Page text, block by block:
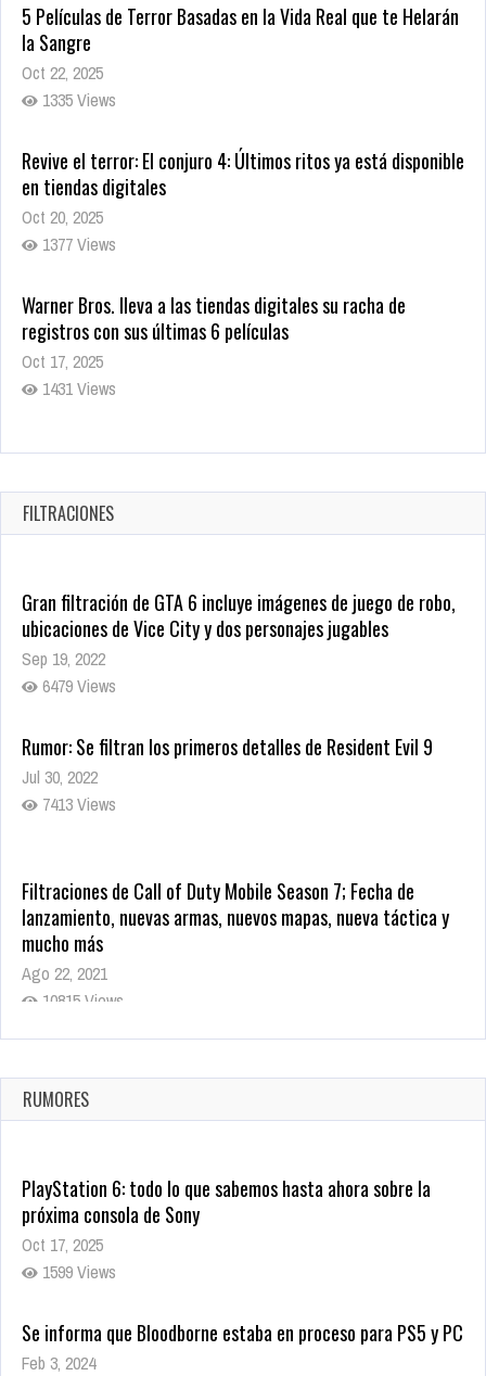
5 Películas de Terror Basadas en la Vida Real que te Helarán
la Sangre
Oct 22, 2025
1335 Views
Revive el terror: El conjuro 4: Últimos ritos ya está disponible
en tiendas digitales
Oct 20, 2025
1377 Views
Warner Bros. lleva a las tiendas digitales su racha de
registros con sus últimas 6 películas
Oct 17, 2025
1431 Views
CRUNCHYROLL ANUNCIA FECHA DE ESTRENO EN CINES DE
Oct 7, 2025
1755 Views
FILTRACIONES
Gran filtración de GTA 6 incluye imágenes de juego de robo,
ubicaciones de Vice City y dos personajes jugables
Sep 19, 2022
6479 Views
Rumor: Se filtran los primeros detalles de Resident Evil 9
Jul 30, 2022
7413 Views
Filtraciones de Call of Duty Mobile Season 7; Fecha de
lanzamiento, nuevas armas, nuevos mapas, nueva táctica y
mucho más
Ago 22, 2021
10815 Views
La configuración de Call of Duty 2021 aparentemente ya fue
Ago 8, 2021
10000 Views
RUMORES
PlayStation 6: todo lo que sabemos hasta ahora sobre la
próxima consola de Sony
Oct 17, 2025
1599 Views
Se informa que Bloodborne estaba en proceso para PS5 y PC
Feb 3, 2024